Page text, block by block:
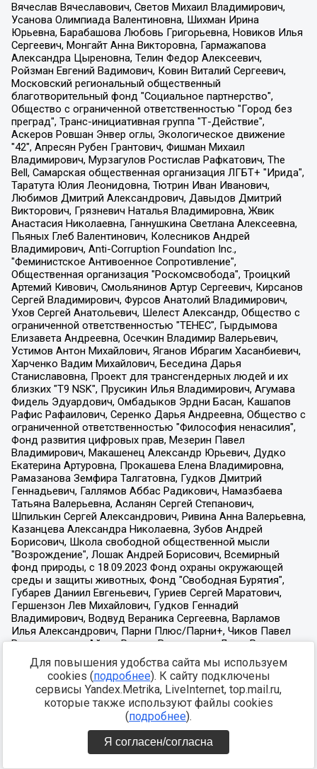
Для повышения удобства сайта мы используем
cookies (подробнее). К сайту подключены
сервисы Yandex.Metrika, LiveInternet, top.mail.ru,
которые также используют файлы cookies
(подробнее).
Я согласен/согласна